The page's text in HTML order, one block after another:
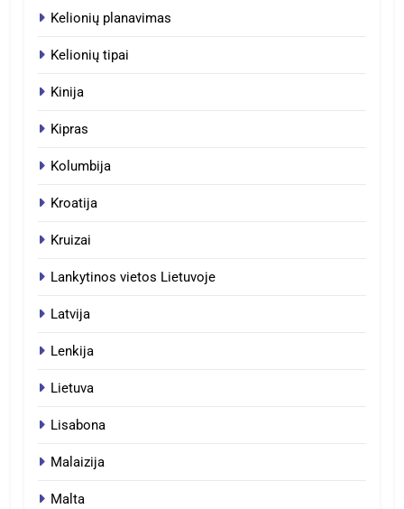
Kelionių planavimas
Kelionių tipai
Kinija
Kipras
Kolumbija
Kroatija
Kruizai
Lankytinos vietos Lietuvoje
Latvija
Lenkija
Lietuva
Lisabona
Malaizija
Malta